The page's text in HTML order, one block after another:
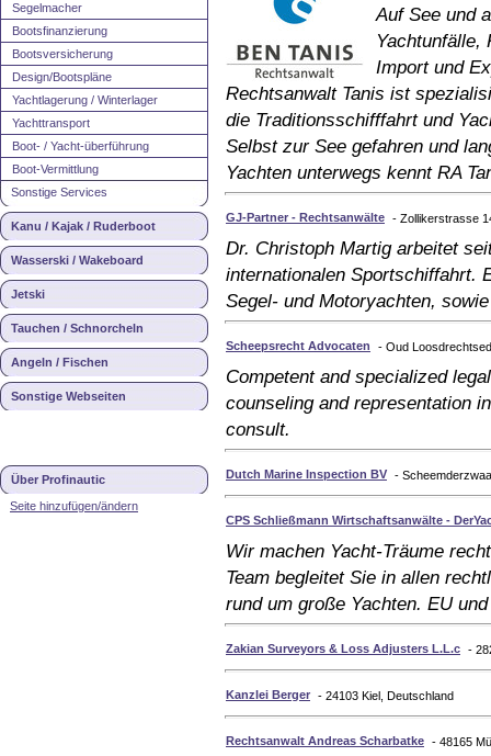
Segelmacher
Bootsfinanzierung
Bootsversicherung
Design/Bootspläne
Yachtlagerung / Winterlager
Yachttransport
Boot- / Yacht-überführung
Boot-Vermittlung
Sonstige Services
Kanu / Kajak / Ruderboot
Wasserski / Wakeboard
Jetski
Tauchen / Schnorcheln
Angeln / Fischen
Sonstige Webseiten
Über Profinautic
Seite hinzufügen/ändern
Auf See und
Yachtunfälle,
Import und
Rechtsanwalt Tanis ist
die Traditionsschifffahrt und
Selbst zur See gefahren und
Yachten unterwegs kennt RA
GJ-Partner - Rechtsanwälte - Zollikerstrasse
Dr. Christoph Martig arbeitet
internationalen Sportschiffahrt.
Segel- und Motoryachten,
Scheepsrecht Advocaten - Oud
Competent and specialized
counseling and representation
consult.
Dutch Marine Inspection BV -
CPS Schließmann Wirtschaftsanwälte -
Wir machen Yacht-Träume
Team begleitet Sie in allen
rund um große Yachten. EU
Zakian Surveyors & Loss Adjusters L.L.c -
Kanzlei Berger - 24103 Kiel, Deutschland
Rechtsanwalt Andreas Scharbatke - 48165